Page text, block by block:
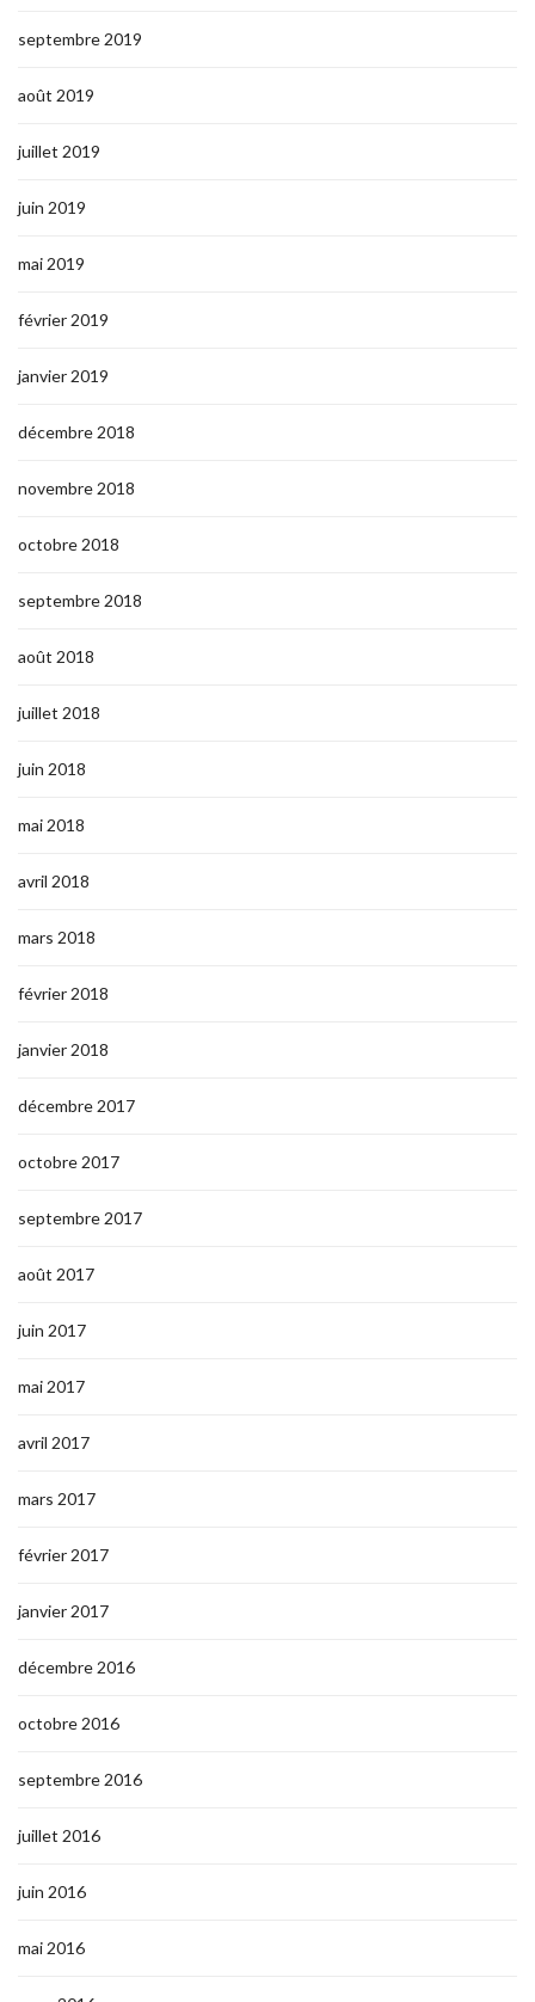
septembre 2019
août 2019
juillet 2019
juin 2019
mai 2019
février 2019
janvier 2019
décembre 2018
novembre 2018
octobre 2018
septembre 2018
août 2018
juillet 2018
juin 2018
mai 2018
avril 2018
mars 2018
février 2018
janvier 2018
décembre 2017
octobre 2017
septembre 2017
août 2017
juin 2017
mai 2017
avril 2017
mars 2017
février 2017
janvier 2017
décembre 2016
octobre 2016
septembre 2016
juillet 2016
juin 2016
mai 2016